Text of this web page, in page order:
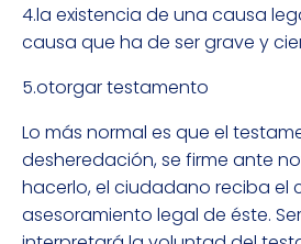
4.la existencia de una causa
causa que ha de ser grave y
5.otorgar testamento
Lo más normal es que el
desheredación, se firme ante
hacerlo, el ciudadano reciba el
asesoramiento legal de éste.